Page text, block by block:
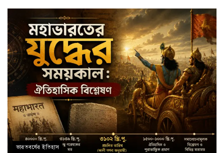
ভারতবর্ষের ইতিহাস